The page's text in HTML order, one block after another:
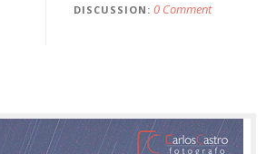
DISCUSSION 0 Comment